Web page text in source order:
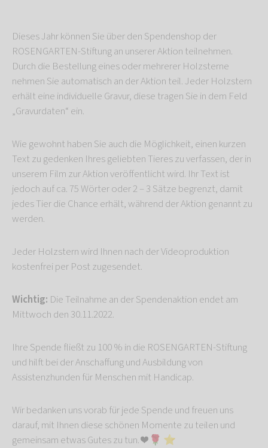
Dieses Jahr können Sie über den Spendenshop der
ROSENGARTEN-Stiftung an unserer Aktion teilnehmen.
Durch die Bestellung eines oder mehrerer Holzsterne
nehmen Sie automatisch an der Aktion teil. Jeder Holzstern
erhält eine individuelle Gravur, diese tragen Sie in dem Feld
„Gravurdaten“ ein.
Wie gewohnt haben Sie auch die Möglichkeit, einen kurzen
Text zu gedenken Ihres geliebten Tieres zu verfassen, der in
unserem Film zur Aktion veröffentlicht wird. Ihr Text ist
jedoch auf ca. 75 Wörter oder 2 – 3 Sätze begrenzt, damit
jedes Tier die Chance erhält, während der Aktion genannt zu
werden.
Jeder Holzstern wird Ihnen nach der Videoproduktion
kostenfrei per Post zugesendet.
Wichtig: Die Teilnahme an der Spendenaktion endet am
Mittwoch den 30.11.2022.
Ihre Spende fließt zu 100 % in die ROSENGARTEN-Stiftung
und hilft bei der Anschaffung und Ausbildung von
Assistenzhunden für Menschen mit Handicap.
Wir bedanken uns vorab für jede Spende und freuen uns
darauf, mit Ihnen diese schönen Momente zu teilen und
gemeinsam etwas Gutes zu tun. ❤️ 🌹 ⭐️